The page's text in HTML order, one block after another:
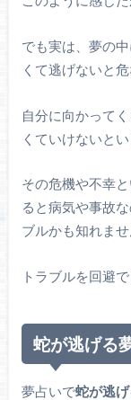
でも実は、夢の
くて逃げないと
自分に向かって
くていけないと
その危機や不幸
ると病気や事故
ブルかも知れませ
トラブルを回避
蛇が逃げる
夢占いで蛇が逃